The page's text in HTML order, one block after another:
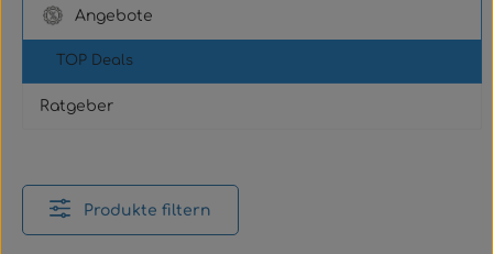
Angebote
TOP Deals
Ratgeber
Produkte filtern